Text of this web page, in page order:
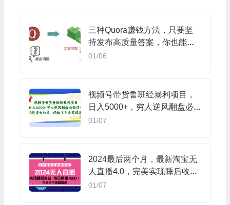
三种Quora赚钱方法，只要坚
持发布高质量答案，你也能够
轻松月入5000美元
01/06
视频号带货鲁班经暴利项目，
日入5000+，穷人逆风翻盘必
做项目，0投资…
01/07
2024最后两个月，最新淘宝无
人直播4.0，完美实现睡后收
入，赚大钱的机会！
01/07